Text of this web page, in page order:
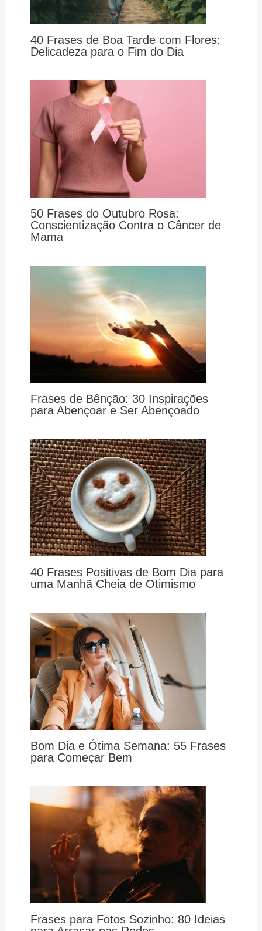
40 Frases de Boa Tarde com Flores:
Delicadeza para o Fim do Dia
50 Frases do Outubro Rosa:
Conscientização Contra o Câncer de
Mama
Frases de Bênção: 30 Inspirações
para Abençoar e Ser Abençoado
40 Frases Positivas de Bom Dia para
uma Manhã Cheia de Otimismo
Bom Dia e Ótima Semana: 55 Frases
para Começar Bem
Frases para Fotos Sozinho: 80 Ideias